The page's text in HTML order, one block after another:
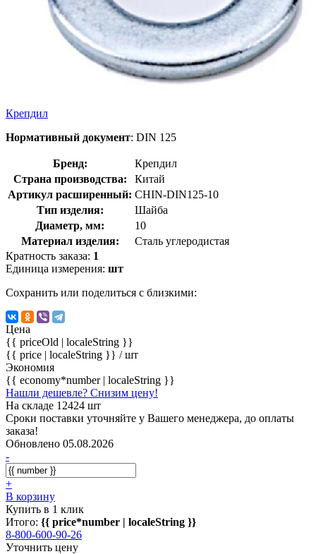
Крепдил
Нормативный документ: DIN 125
Бренд:
Крепдил
Страна производства:
Китай
Артикул расширенный: CHIN-DIN125-10
Тип изделия:
Шайба
Диаметр, мм:
10
Материал изделия:
Сталь углеродистая
Кратность заказа: 1
Единица измерения: шт
Сохранить или поделиться с близкими:
Цена
{{ priceOld | localeString }}
{{ price | localeString }} / шт
Экономия
{{ economy*number | localeString }}
Нашли дешевле? Снизим цену!
На складе 12424 шт
Сроки поставки уточняйте у Вашего менеджера, до оплаты
заказа!
Обновлено 05.08.2026
-
+
В корзину
Купить в 1 клик
Итого: {{ price*number | localeString }}
8-800-600-90-26
Уточнить цену